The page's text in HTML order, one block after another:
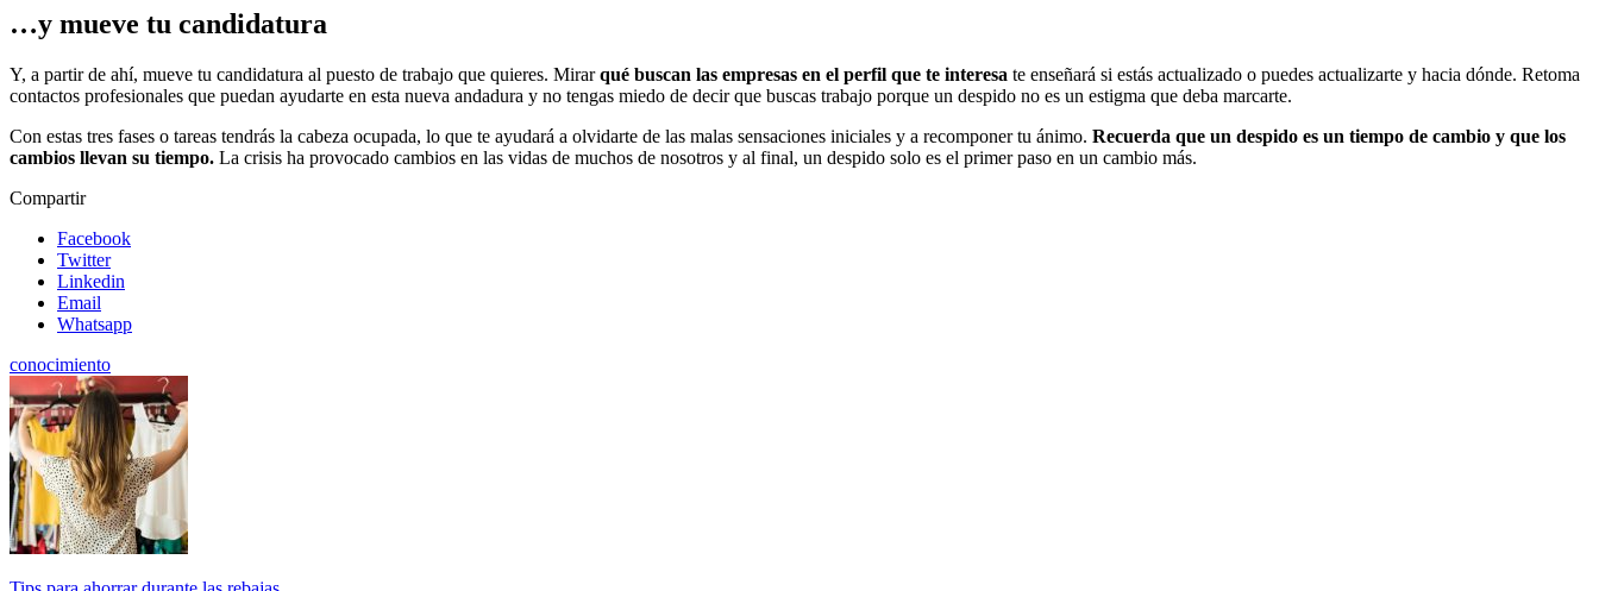
…y mueve tu candidatura
Y, a partir de ahí, mueve tu candidatura al puesto de trabajo que quieres. Mirarqué buscan las empresas en el perfil que te interesa te enseñará si estás actualizado o puedes actualizarte y hacia dónde. Retoma
contactos profesionales que puedan ayudarte en esta nueva andadura y no tengas miedo de decir que buscas trabajo porque un despido no es un estigma que deba marcarte.
Con estas tres fases o tareas tendrás la cabeza ocupada, lo que te ayudará a olvidarte de las malas sensaciones iniciales y a recomponer tu ánimo. Recuerda que un despido es un tiempo de cambio y que los
cambios llevan su tiempo. La crisis ha provocado cambios en las vidas de muchos de nosotros y al final, un despido solo es el primer paso en un cambio más.
Compartir
Facebook
Twitter
Linkedin
Email
Whatsapp
conocimiento